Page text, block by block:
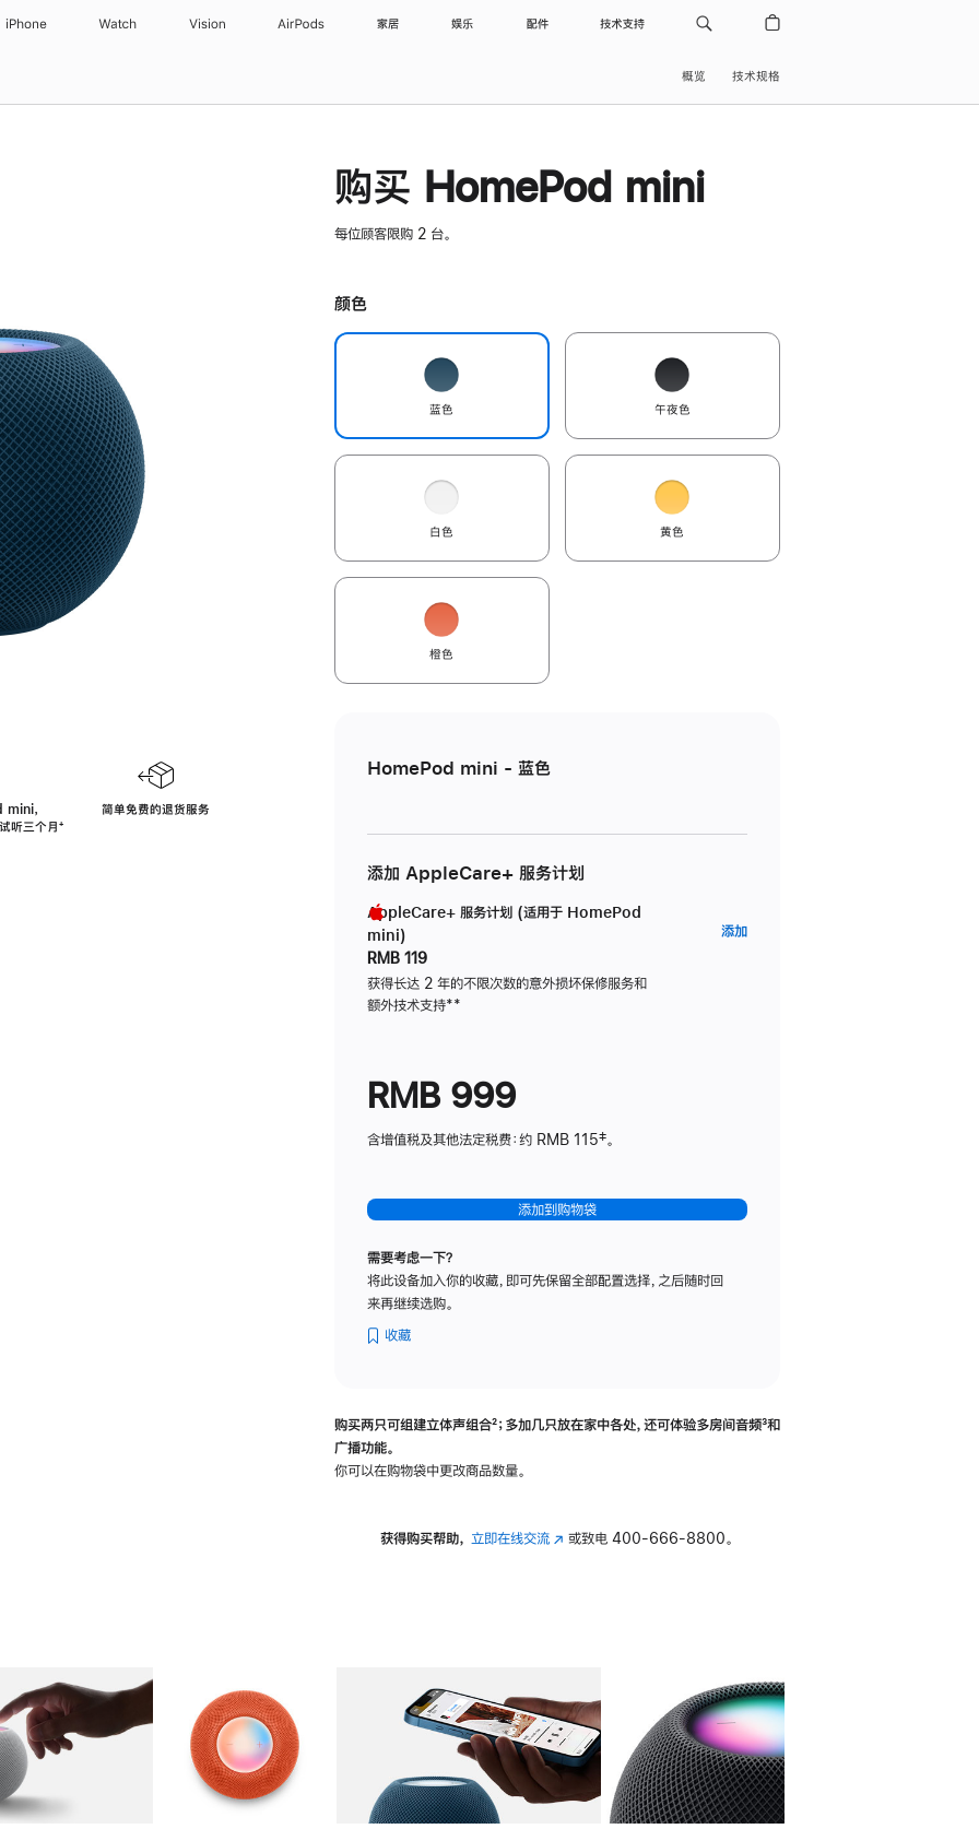
iPhone Watch Vision AirPods 家居 娱乐 配件 技术支持
概览 技术规格
，
听三个月脚
⁺
简单免费的退货服务
购买 HomePod mini
每位顾客限购 2 台。
颜色
蓝色 午夜色
白色 黄色
橙色
HomePod mini - 蓝色
添加 AppleCare+ 服务计划
AppleCare+ 服务计划 (适用于 HomePod
mini)
RMB 119
获得长达 2 年的不限次数的意外损坏保修服务和
额外技术支持脚
**
添加AppleCare+
RMB 999
含增值税及其他法定税费：约 RMB 115‡。
添加到购物袋
需要考虑一下？
将此设备加入你的收藏，即可先保留全部配置选择，之后随时回
来再继续选购。
收藏
购买两只可组建立体声组合脚
²；多加几只放在家中各处，还可体验多‍房‍间音频脚
³和
广播功能。
你可以在购物袋中更改商品数量。
获得购买帮助， 立即在线交流(在 或致电 400-666-8800。
图库 图像 图库 图像 图库 图像 4 图库 图像 5